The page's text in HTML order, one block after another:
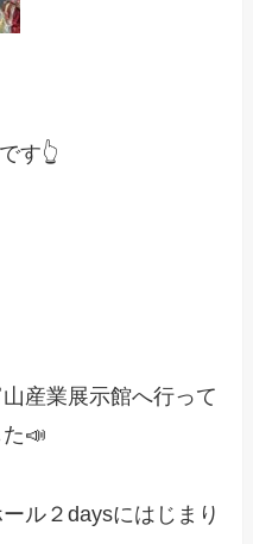
す👆
産業展示館へ行って
📣
ル２daysにはじまり